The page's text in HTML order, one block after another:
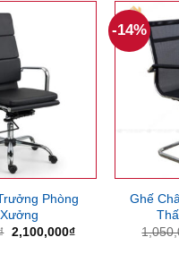
950,000₫.
Phòng
Giá
2,100,000₫Giá
-14%
Ghế